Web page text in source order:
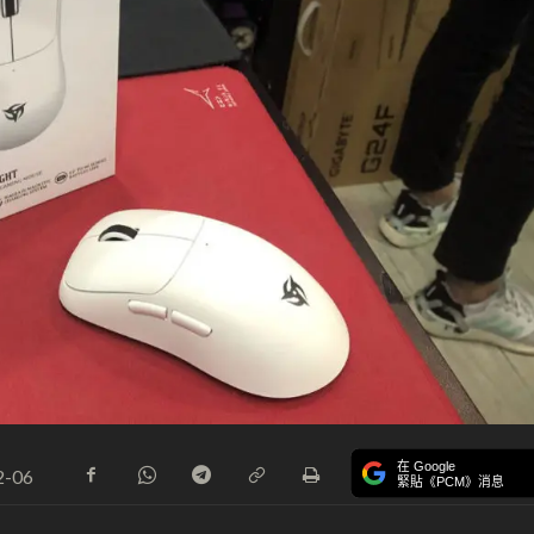
06 在 Google
緊貼《PCM》消息